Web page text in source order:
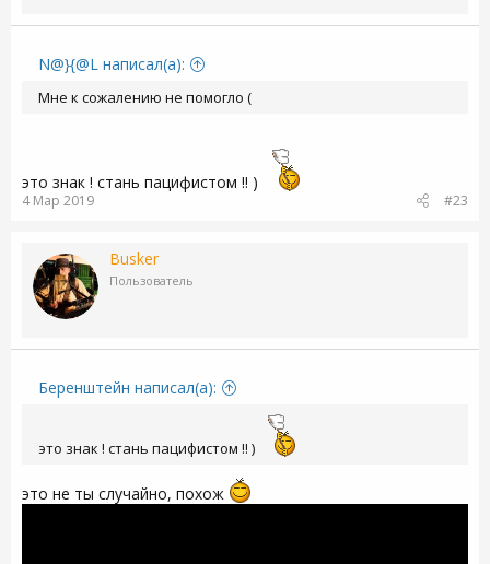
N@}{@L написал(а):
Мне к сожалению не помогло (
это знак ! стань пацифистом !! )
4 Мар 2019 #23
Busker
Пользователь
Бeренштейн написал(а):
это знак ! стань пацифистом !! )
это не ты случайно, похож